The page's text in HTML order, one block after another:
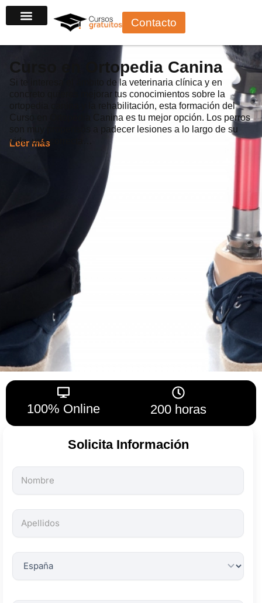
al
Contacto
Curso en Ortopedia Canina
Si te interesa el ámbito de la veterinaria clínica y en
concreto quieres mejorar tus conocimientos sobre la
ortopedia canina y la rehabilitación, esta formación del
Curso en Ortopedia Canina es tu mejor opción. Los perros
son muy propensos a padecer lesiones a lo largo de su
vida, una correcta…
Leer más
100% Online 200 horas
Solicita Información
Todos
los
son
obligatorios.